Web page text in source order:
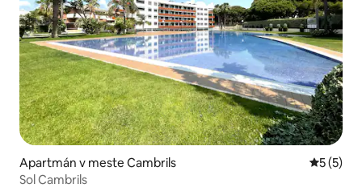
Apartmán v meste Cambrils
5 (5)
Sol Cambrils